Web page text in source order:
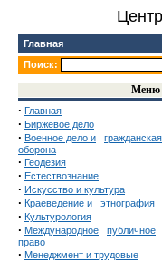
Главная
Поиск:
Меню
· Главная
· Биржевое дело
· Военное дело и
гражданская
оборона
· Геодезия
· Естествознание
· Искусство и культура
· Краеведение и этнография
· Культурология
· Международное
публичное
право
· Менеджмент и трудовые